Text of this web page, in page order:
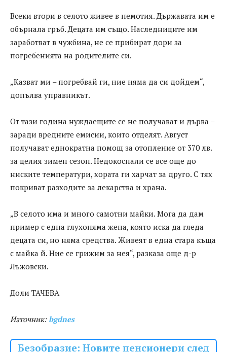
Всеки втори в селото живее в немотия. Държавата им е
обърнала гръб. Децата им също. Наследниците им
заработват в чужбина, не се прибират дори за
погребенията на родителите си.
„Казват ми – погребвай ги, ние няма да си дойдем“,
допълва управникът.
От тази година нуждаещите се не получават и дърва –
заради вредните емисии, които отделят. Август
получават еднократна помощ за отопление от 370 лв.
за целия зимен сезон. Недокоснали се все още до
ниските температури, хората ги харчат за друго. С тях
покриват разходите за лекарства и храна.
„В селото има и много самотни майки. Мога да дам
пример с една глухоняма жена, която иска да гледа
децата си, но няма средства. Живеят в една стара къща
с майка й. Ние се грижим за нея“, разказа още д-р
Лъжовски.
Доли ТАЧЕВА
Източник: bgdnes
Безобразие: Новите пенсионери след